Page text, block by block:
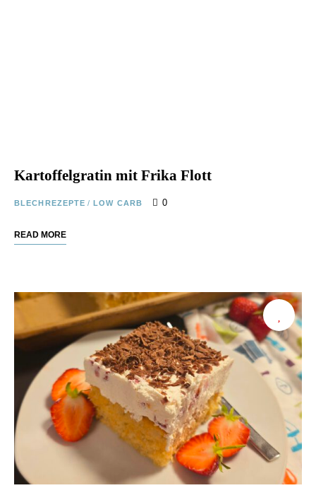
Kartoffelgratin mit Frika Flott
BLECHREZEPTE / LOW CARB 0
READ MORE